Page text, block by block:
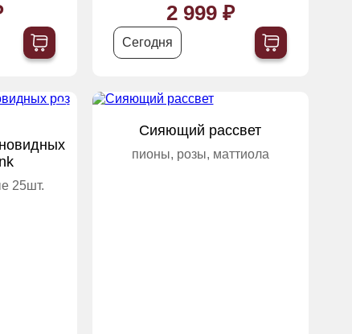
2 999 ₽
Сегодня
25шт.
Сияющий рассвет
пионы, розы, маттиола